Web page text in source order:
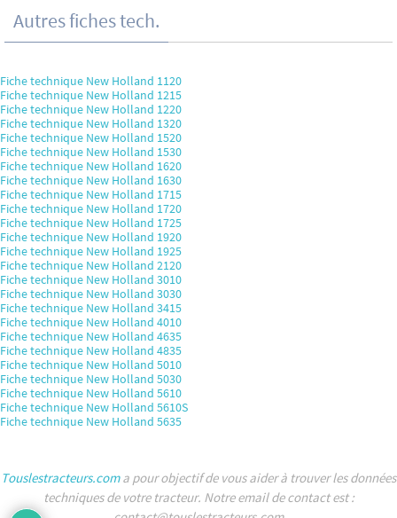
Autres fiches tech.
Fiche technique New Holland 1120
Fiche technique New Holland 1215
Fiche technique New Holland 1220
Fiche technique New Holland 1320
Fiche technique New Holland 1520
Fiche technique New Holland 1530
Fiche technique New Holland 1620
Fiche technique New Holland 1630
Fiche technique New Holland 1715
Fiche technique New Holland 1720
Fiche technique New Holland 1725
Fiche technique New Holland 1920
Fiche technique New Holland 1925
Fiche technique New Holland 2120
Fiche technique New Holland 3010
Fiche technique New Holland 3030
Fiche technique New Holland 3415
Fiche technique New Holland 4010
Fiche technique New Holland 4635
Fiche technique New Holland 4835
Fiche technique New Holland 5010
Fiche technique New Holland 5030
Fiche technique New Holland 5610
Fiche technique New Holland 5610S
Fiche technique New Holland 5635
Touslestracteurs.coma pour objectif de vous aider à trouver les données
techniques de votre tracteur. Notre email de contact est :